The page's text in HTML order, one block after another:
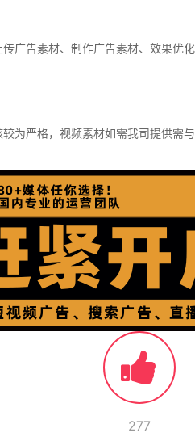
广告素材、制作广告素材、效果优
为严格，视频素材如需我司提供
277